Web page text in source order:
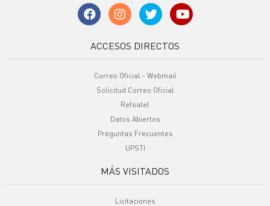
ACCESOS DIRECTOS
Correo Oficial - Webmail
Solicitud Correo Oficial
Refsatel
Datos Abiertos
Preguntas Frecuentes
UPSTI
MÁS VISITADOS
Licitaciones